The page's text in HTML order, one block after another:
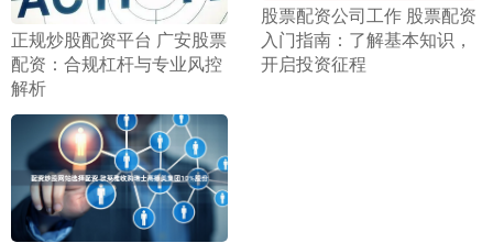
​正规炒股配资平台 广安股票
配资：合规杠杆与专业风控
解析
​股票配资公司工作 股票配资
入门指南：了解基本知识，
开启投资征程